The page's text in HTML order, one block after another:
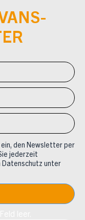
ein, den Newsletter per
jederzeit
Datenschutz unter